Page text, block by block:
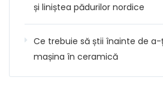
și liniștea pădurilor nordice
Ce trebuie să știi înainte de a-
mașina în ceramică